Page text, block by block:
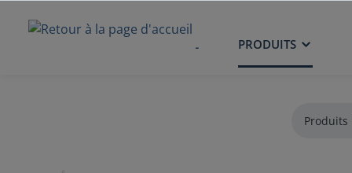
ACCUEIL PRODUITS
Produits